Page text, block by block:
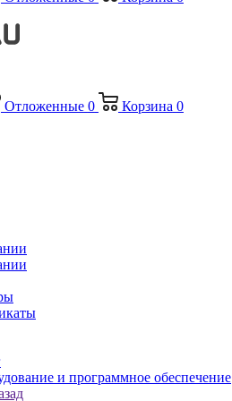
Отложенные 0 Корзина 0
и программное обеспечение